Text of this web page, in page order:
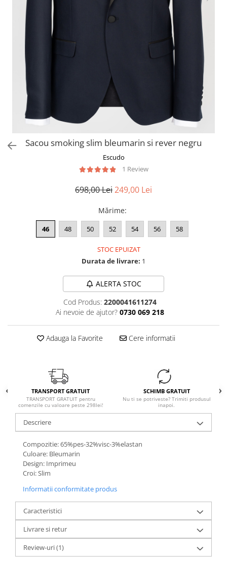
Sacou smoking slim bleumarin si rever negru
Escudo
1 Review
698,00 Lei249,00 Lei
Mărime:
46 48 50 52 54 56 58
STOC EPUIZAT
Durata de livrare: 1
ALERTA STOC
Cod Produs: 2200041611274
Ai nevoie de ajutor? 0730 069 218
Adauga la Favorite Cere informatii
TRANSPORT GRATUIT
TRANSPORT GRATUIT pentru
comenzile cu valoare peste 298lei!
SCHIMB GRATUIT
Nu ti se potriveste? Trimiti produsul
inapoi.
Descriere
Compozitie: 65%pes-32%visc-3%elastan
Culoare: Bleumarin
Design: Imprimeu
Croi: Slim
Informatii conformitate produs
Caracteristici
Livrare si retur
Review-uri(1)